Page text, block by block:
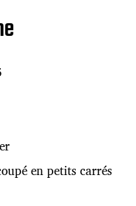
en petits carrés